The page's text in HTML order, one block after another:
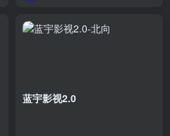
蓝宇影视2.0